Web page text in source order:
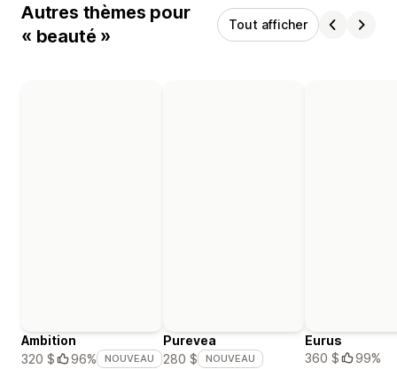
Autres thèmes pour
« beauté »
Tout afficher
Ambition
320 $
96% NOUVEAU
Purevea
280 $
NOUVEAU
Eurus
360 $
99%